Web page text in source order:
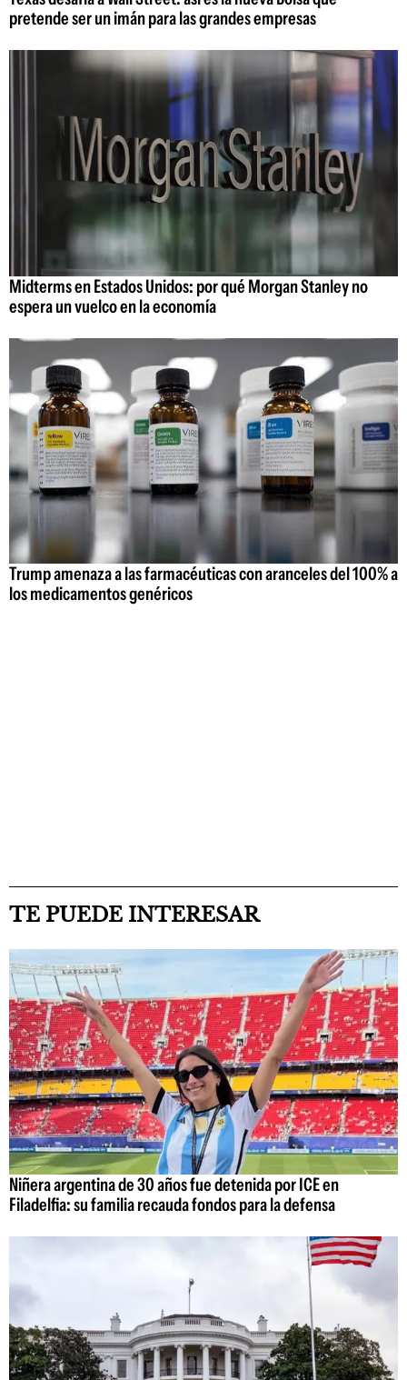
pretende ser un imán para las grandes empresas
Midterms en Estados Unidos: por qué Morgan Stanley no
espera un vuelco en la economía
Trump amenaza a las farmacéuticas con aranceles del 100% a
los medicamentos genéricos
TE PUEDE INTERESAR
Niñera argentina de 30 años fue detenida por ICE en
Filadelfia: su familia recauda fondos para la defensa